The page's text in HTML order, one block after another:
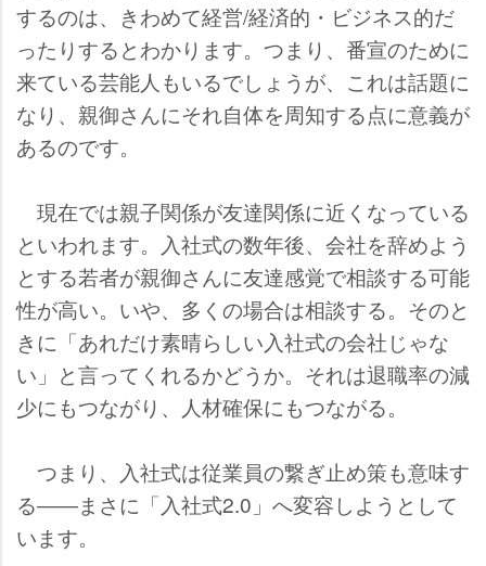
するのは、きわめて経営/経済的・ビジネス的だ
ったりするとわかります。つまり、番宣のために
来ている芸能人もいるでしょうが、これは話題に
なり、親御さんにそれ自体を周知する点に意義が
あるのです。
現在では親子関係が友達関係に近くなっている
といわれます。入社式の数年後、会社を辞めよう
とする若者が親御さんに友達感覚で相談する可能
性が高い。いや、多くの場合は相談する。そのと
きに「あれだけ素晴らしい入社式の会社じゃな
い」と言ってくれるかどうか。それは退職率の減
少にもつながり、人材確保にもつながる。
つまり、入社式は従業員の繋ぎ止め策も意味す
る――まさに「入社式2.0」へ変容しようとして
います。